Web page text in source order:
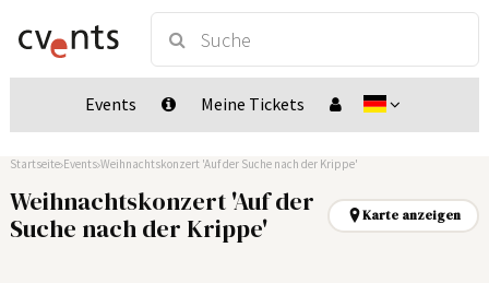
Events Meine Tickets
Startseite Events Weihnachtskonzert 'Auf der Suche nach der Krippe'
Weihnachtskonzert 'Auf der
Suche nach der Krippe'
Karte anzeigen